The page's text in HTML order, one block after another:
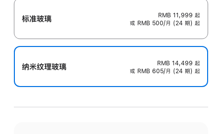
标准玻璃 RMB 11,999 起
或 RMB 500/月 (24 期) 起
纳米纹理玻璃 RMB 14,499 起
或 RMB 605/月 (24 期) 起